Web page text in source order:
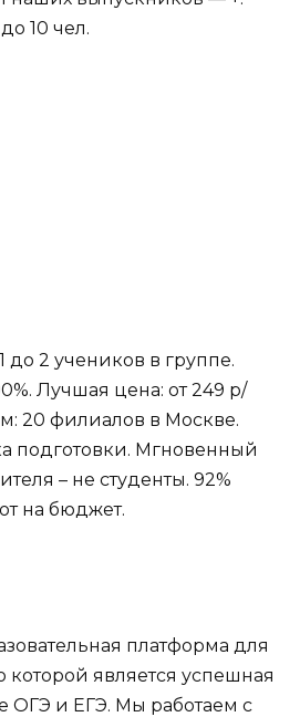
10 чел.
до 2 учеников в группе.
Лучшая цена: от 249 р/
20 филиалов в Москве.
подготовки. Мгновенный
– не студенты. 92%
на бюджет.
платформа для
которой является успешная
ОГЭ и ЕГЭ. Мы работаем с